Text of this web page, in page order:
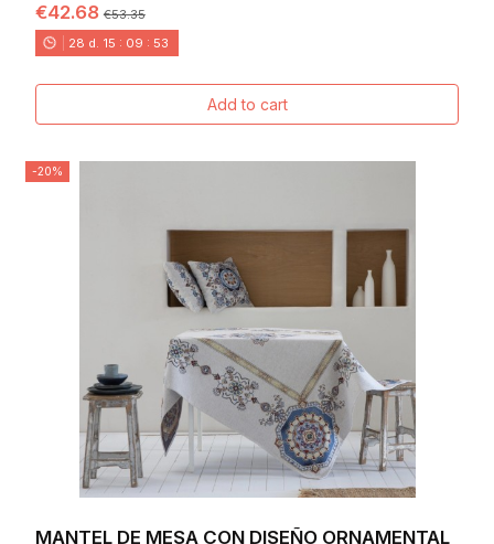
€42.68€53.35
28 d. 15 : 09 : 52
Add to cart
-20%
MANTEL DE MESA CON DISEÑO ORNAMENTAL